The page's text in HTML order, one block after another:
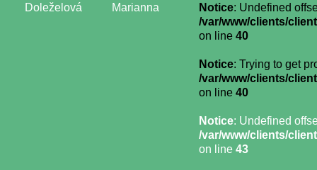
Doleželová
Marianna
Notice: Undefined
/var/www/clients/
on line 40
Notice: Trying to get
/var/www/clients/
on line 40
Notice: Undefined
/var/www/clients/
on line 43